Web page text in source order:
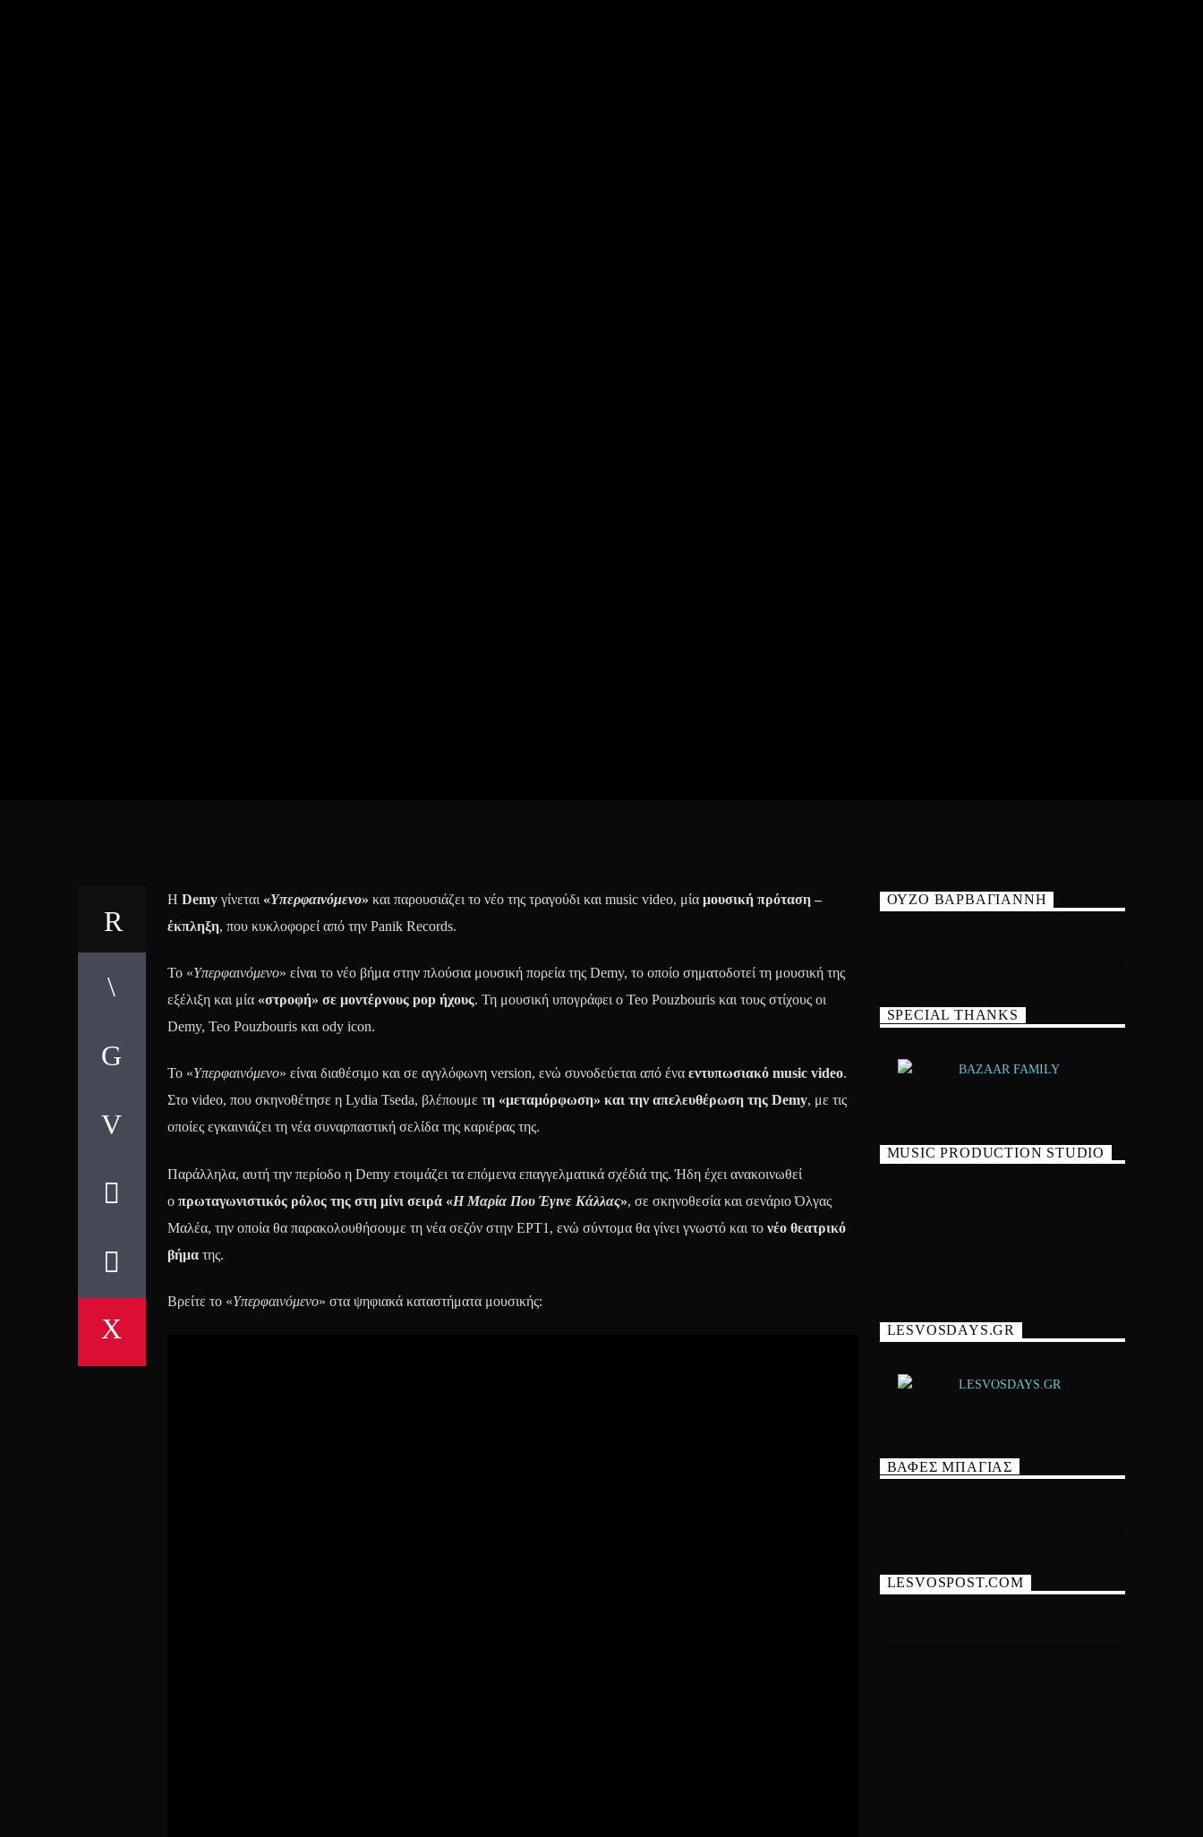
Η Demy γίνεται «Υπερφαινόμενο» και παρουσιάζει το νέο της τραγούδι και music video, μία μουσική πρόταση –
έκπληξη, που κυκλοφορεί από την Panik Records.
Το «Υπερφαινόμενο» είναι το νέο βήμα στην πλούσια μουσική πορεία της Demy, το οποίο σηματοδοτεί τη μουσική της
εξέλιξη και μία «στροφή» σε μοντέρνους pop ήχους. Τη μουσική υπογράφει ο Teo Pouzbouris και τους στίχους οι
Demy, Teo Pouzbouris και ody icon.
Το «Υπερφαινόμενο» είναι διαθέσιμο και σε αγγλόφωνη version, ενώ συνοδεύεται από έναεντυπωσιακό music video.
Στο video, που σκηνοθέτησε η Lydia Tseda, βλέπουμε τη «μεταμόρφωση» και την απελευθέρωση της Demy, με τις
οποίες εγκαινιάζει τη νέα συναρπαστική σελίδα της καριέρας της.
Παράλληλα, αυτή την περίοδο η Demy ετοιμάζει τα επόμενα επαγγελματικά σχέδιά της. Ήδη έχει ανακοινωθεί
ο πρωταγωνιστικός ρόλος της στη μίνι σειρά «Η Μαρία Που Έγινε Κάλλας», σε σκηνοθεσία και σενάριο Όλγας
Μαλέα, την οποία θα παρακολουθήσουμε τη νέα σεζόν στην ΕΡΤ1, ενώ σύντομα θα γίνει γνωστό και το νέο θεατρικό
βήματης.
Βρείτε το «Υπερφαινόμενο» στα ψηφιακά καταστήματα μουσικής:
ΟΥΖΟ ΒΑΡΒΑΓΙΑΝΝΗ
SPECIAL THANKS
MUSIC PRODUCTION STUDIO
LESVOSDAYS.GR
ΒΑΦΕΣ ΜΠΑΓΙΑΣ
LESVOSPOST.COM